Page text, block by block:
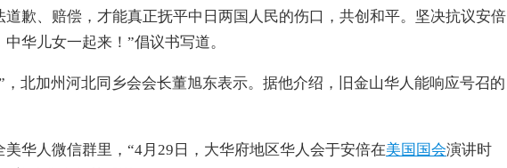
道歉、赔偿，才能真正抚平中日两国人民的伤口，共创和平。坚决抗议安倍
华儿女一起来！”倡议书写道。
加州河北同乡会会长董旭东表示。据他介绍，旧金山华人能响应号召的
人微信群里，“4月29日，大华府地区华人会于安倍在美国国会演讲时